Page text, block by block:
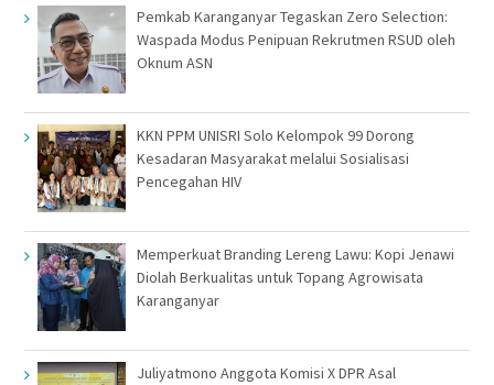
Pemkab Karanganyar Tegaskan Zero Selection:
Waspada Modus Penipuan Rekrutmen RSUD oleh
Oknum ASN
KKN PPM UNISRI Solo Kelompok 99 Dorong
Kesadaran Masyarakat melalui Sosialisasi
Pencegahan HIV
Memperkuat Branding Lereng Lawu: Kopi Jenawi
Diolah Berkualitas untuk Topang Agrowisata
Karanganyar
Juliyatmono Anggota Komisi X DPR Asal